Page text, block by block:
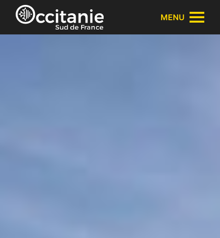
Panneau de gestion des cookies
MENU